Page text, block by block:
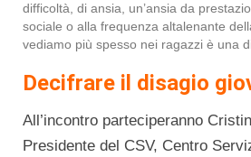
difficoltà, di ansia, un’ansia da
sociale o alla frequenza altalenante
vediamo più spesso nei ragazzi è una
Decifrare il disagio
All’incontro parteciperanno
Presidente del CSV, Centro